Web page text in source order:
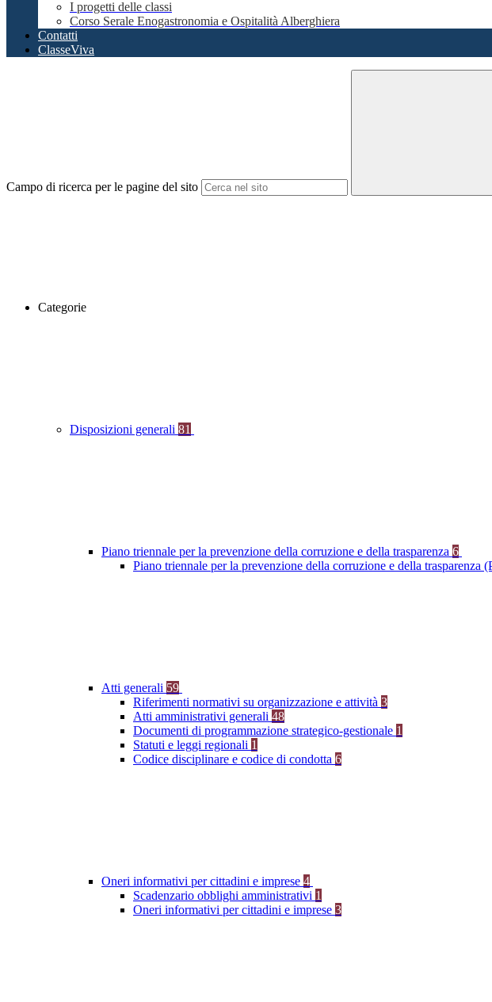
I progetti delle classi
Corso Serale Enogastronomia e Ospitalità Alberghiera
Contatti
ClasseViva
Campo di ricerca per le pagine del sito
Categorie
Disposizioni generali 81
Piano triennale per la prevenzione della corruzione e della trasparenza 6
Piano triennale per la prevenzione della corruzione e della trasparenza
Atti generali 59
Riferimenti normativi su organizzazione e attività 3
Atti amministrativi generali 48
Documenti di programmazione strategico-gestionale 1
Statuti e leggi regionali 1
Codice disciplinare e codice di condotta 6
Oneri informativi per cittadini e imprese 4
Scadenzario obblighi amministrativi 1
Oneri informativi per cittadini e imprese 3